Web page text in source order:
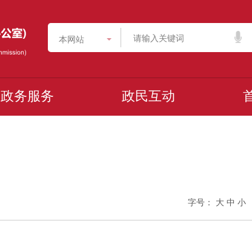
本网站
政务服务 政民互动
字号： 大 中 小